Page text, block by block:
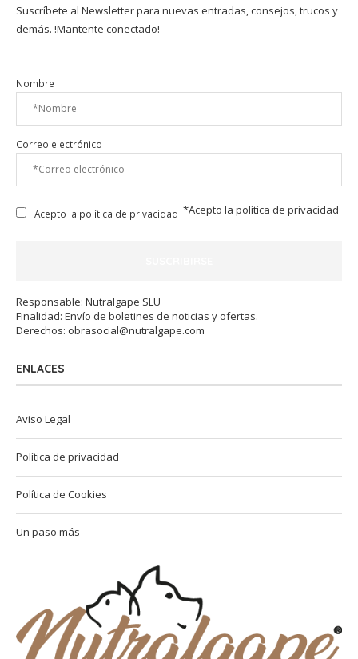
Suscríbete al Newsletter para nuevas entradas, consejos, trucos y
demás. !Mantente conectado!
Nombre
Correo electrónico
Acepto la política de privacidad *Acepto la política de privacidad
Responsable: Nutralgape SLU
Finalidad: Envío de boletines de noticias y ofertas.
Derechos: obrasocial@nutralgape.com
ENLACES
Aviso Legal
Política de privacidad
Política de Cookies
Un paso más